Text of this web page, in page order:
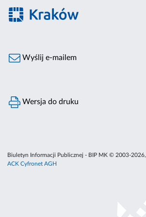
Wyślij e-mailem
Wersja do druku
Biuletyn Informacji Publicznej - BIP MK © 2003-2026,
ACK Cyfronet AGH